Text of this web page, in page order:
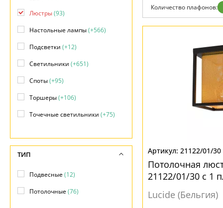
Установка
Дизайнерам
Бренды
Количество плафонов:
21122/01/30
Потолочная
21122/01/30 с 1
Lucide (Бельгия)
Люстры(93)
Настольные лампы(+566)
Подсветки (+12)
Светильники (+651)
Споты(+95)
Торшеры(+106)
Точечные светильники (+75)
ТИП
Подвесные(12)
Потолочные(76)